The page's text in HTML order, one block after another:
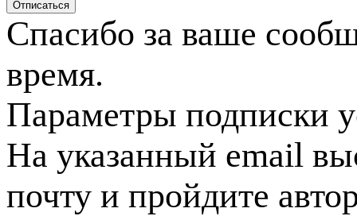
Спасибо за ваше
время.
Параметры подписки
На указанный email
почту и пройдите